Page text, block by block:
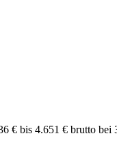
€ bis 4.651 € brutto bei